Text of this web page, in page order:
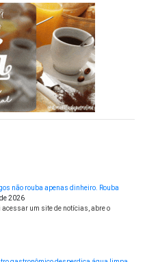
não rouba apenas dinheiro. Rouba
2026
acessar um site de notícias, abre o